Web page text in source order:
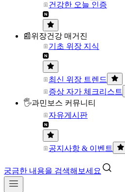
건강한 오늘 인증
📰위장건강 매거진
기초 위장 지식
최신 위장 트렌드
증상 자가 체크리스트
🖐과민보스 커뮤니티
자유게시판
공지사항 & 이벤트
궁금한 내용을 검색해보세요